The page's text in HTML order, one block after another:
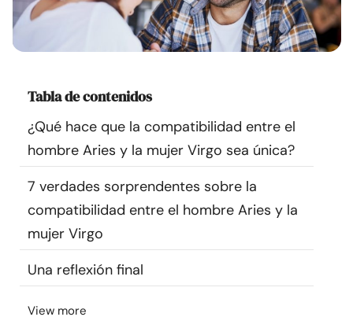
Cursos
Recursos
Comunidad
Encuentra un terapeuta
Idioma
Sobre nosotros Contáctanos Escríbenos
Publicidad con
nosotros
Tabla de contenidos
¿Qué hace que la compatibilidad entre el
hombre Aries y la mujer Virgo sea única?
7 verdades sorprendentes sobre la
compatibilidad entre el hombre Aries y la
mujer Virgo
Una reflexión final
View more